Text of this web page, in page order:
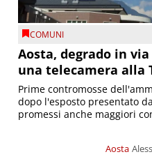
COMUNI
Aosta, degrado in
una telecamera alla
Aosta
Prime contromosse
dopo l'esposto presentato
promessi anche maggiori